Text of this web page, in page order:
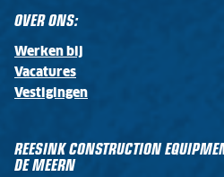
OVER ONS:
Werken bij
Vacatures
Vestigingen
REESINK CONSTRUCTION
DE MEERN